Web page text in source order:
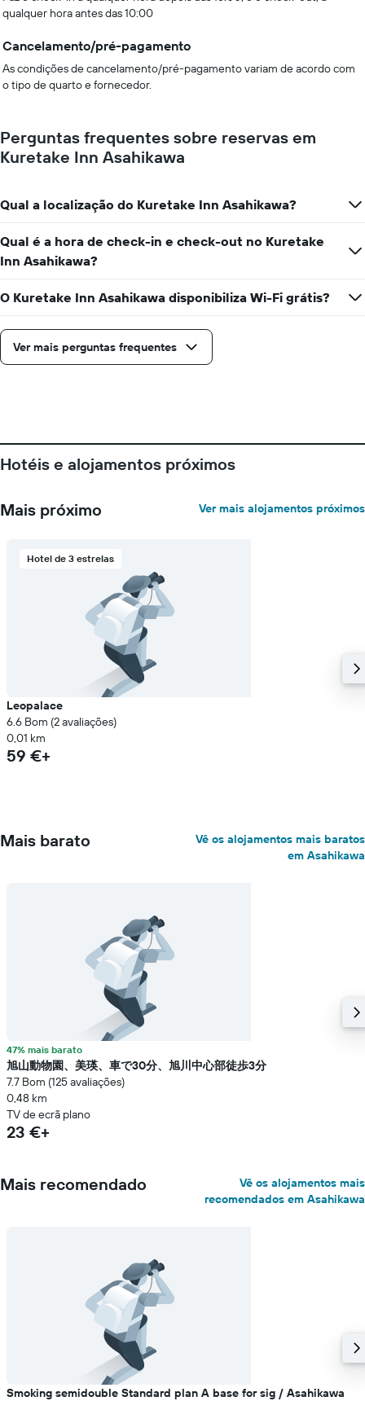
qualquer hora antes das 10:00
Cancelamento/pré-pagamento
As condições de cancelamento/pré-pagamento variam de acordo com
o tipo de quarto e fornecedor.
Perguntas frequentes sobre reservas em
Kuretake Inn Asahikawa
Qual a localização do Kuretake Inn Asahikawa?
Qual é a hora de check-in e check-out no Kuretake
Inn Asahikawa?
O Kuretake Inn Asahikawa disponibiliza Wi-Fi grátis?
Ver mais perguntas frequentes
Hotéis e alojamentos próximos
Mais próximo Ver mais alojamentos próximos
Hotel de 3 estrelas
Leopalace
6.6 Bom (2 avaliações)
0,01 km
59 €+
Mais barato
Vê os alojamentos mais baratos
em Asahikawa
47% mais barato
旭山動物園、美瑛、車で30分、旭川中心部徒歩3分
7.7 Bom (125 avaliações)
0,48 km
TV de ecrã plano
23 €+
Mais recomendado
Vê os alojamentos mais
recomendados em Asahikawa
Smoking semidouble Standard plan A base for sig / Asahikawa